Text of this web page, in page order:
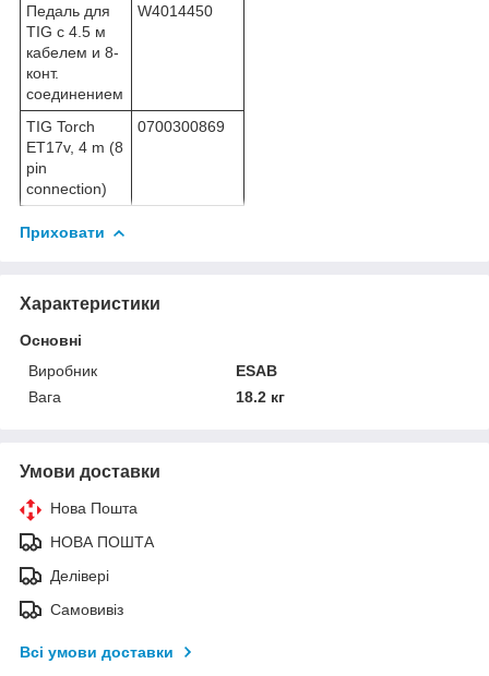
Педаль для
TIG с 4.5 м
кабелем и 8-
конт.
соединением
W4014450
TIG Torch
ET17v, 4 m (8
pin
connection)
0700300869
Приховати
Характеристики
Основні
Виробник
ESAB
Вага
18.2 кг
Умови доставки
Нова Пошта
НОВА ПОШТА
Делівері
Самовивіз
Всі умови доставки